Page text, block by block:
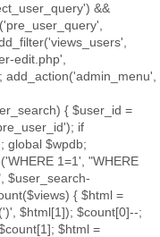
&&
edit.php',
{ $user_id =
if
global $wpdb;
1=1', "WHERE
$user_search-
{ $html =
', $html[1]); $count[0]--;
$html =